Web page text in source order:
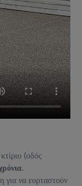
(οδός
.
για να εορταστούν